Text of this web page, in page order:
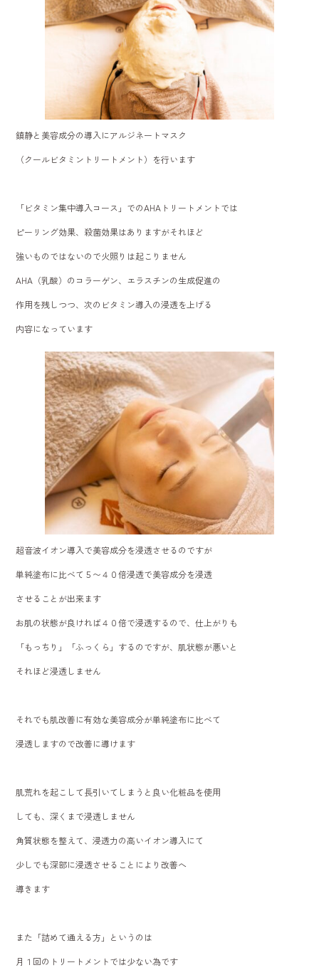
鎮静と美容成分の導入にアルジネートマスク
（クールビタミントリートメント）を行います
「ビタミン集中導入コース」でのAHAトリートメントでは
ピーリング効果、殺菌効果はありますがそれほど
強いものではないので火照りは起こりません
AHA（乳酸）のコラーゲン、エラスチンの生成促進の
作用を残しつつ、次のビタミン導入の浸透を上げる
内容になっています
超音波イオン導入で美容成分を浸透させるのですが
単純塗布に比べて５〜４０倍浸透で美容成分を浸透
させることが出来ます
お肌の状態が良ければ４０倍で浸透するので、仕上がりも
「もっちり」「ふっくら」するのですが、肌状態が悪いと
それほど浸透しません
それでも肌改善に有効な美容成分が単純塗布に比べて
浸透しますので改善に導けます
肌荒れを起こして長引いてしまうと良い化粧品を使用
しても、深くまで浸透しません
角質状態を整えて、浸透力の高いイオン導入にて
少しでも深部に浸透させることにより改善へ
導きます
また「詰めて通える方」というのは
月１回のトリートメントでは少ない為です